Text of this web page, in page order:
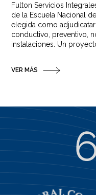
Fulton Servicios
de la Escuela Nacional
elegida como
conductivo, preventivo,
instalaciones. Un
VER MÁS